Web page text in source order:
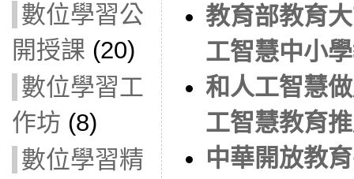
數位學習公
開授課 (20)
數位學習工
作坊 (8)
數位學習精
教育部教育
工智慧中小
和人工智慧
工智慧教育
中華開放教